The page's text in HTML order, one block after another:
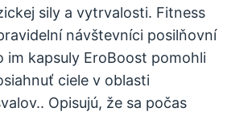
sily a vytrvalosti. Fitness
návštevníci posilňovní
im kapsuly EroBoost pomohli
ciele v oblasti
Opisujú, že sa počas